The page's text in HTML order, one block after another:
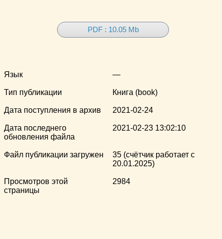
PDF : 10.05 Mb
Язык —
Тип публикации Книга (book)
Дата поступления в архив 2021-02-24
Дата последнего
обновления файла
2021-02-23 13:02:10
Файл публикации загружен
35 (счётчик работает с
20.01.2025)
Просмотров этой
страницы
2984